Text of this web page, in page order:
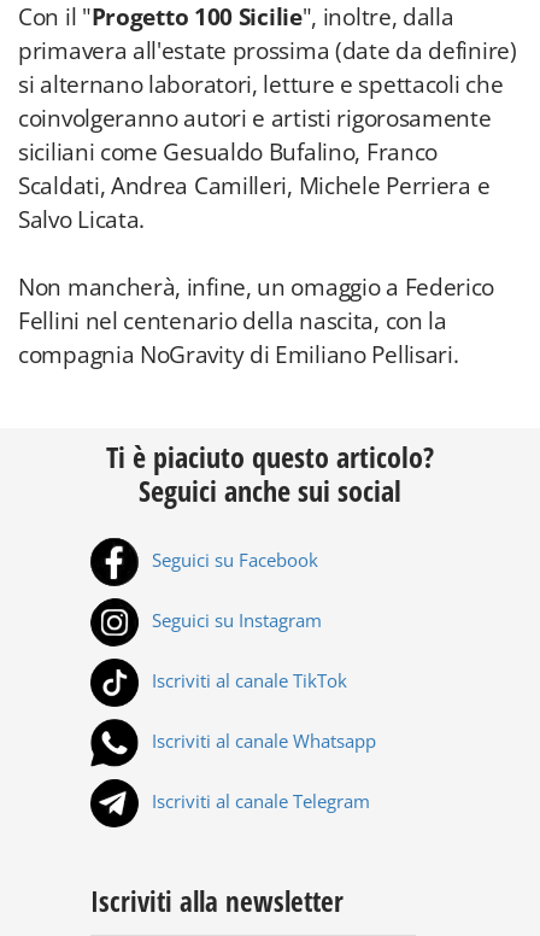
Con il "Progetto 100 Sicilie", inoltre, dalla
primavera all'estate prossima (date da definire)
si alternano laboratori, letture e spettacoli che
coinvolgeranno autori e artisti rigorosamente
siciliani come Gesualdo Bufalino, Franco
Scaldati, Andrea Camilleri, Michele Perriera e
Salvo Licata.
Non mancherà, infine, un omaggio a Federico
Fellini nel centenario della nascita, con la
compagnia NoGravity di Emiliano Pellisari.
Ti è piaciuto questo articolo?
Seguici anche sui social
Seguici su Facebook
Seguici su Instagram
Iscriviti al canale TikTok
Iscriviti al canale Whatsapp
Iscriviti al canale Telegram
Iscriviti alla newsletter